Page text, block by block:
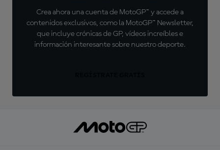
Crea ahora una cuenta de MotoGP™ y accede a
contenidos exclusivos, como la MotoGP™ Newsletter,
que incluye crónicas de GP, vídeos increíbles e
información interesante sobre nuestro deporte.